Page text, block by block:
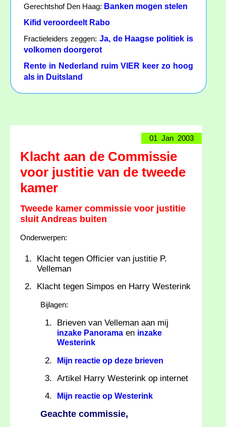
Gerechtshof Den Haag: Banken mogen stelen
Kifid veroordeelt Rabo
Fractieleiders zeggen: Ja, de Haagse politiek is
volkomen doorgerot
Rente in Nederland ruim VIER keer zo hoog
als in Duitsland
01 Jan 2003
Klacht aan de Commissie
voor justitie van de tweede
kamer
Tweede kamer commissie voor justitie
sluit Andreas buiten
Onderwerpen:
Klacht tegen Officier van justitie P.
Velleman
Klacht tegen Simpos en Harry Westerink
Bijlagen:
Brieven van Velleman aan mij
inzake Panorama en inzake
Westerink
Mijn reactie op deze brieven
Artikel Harry Westerink op internet
Mijn reactie op Westerink
Geachte commissie,